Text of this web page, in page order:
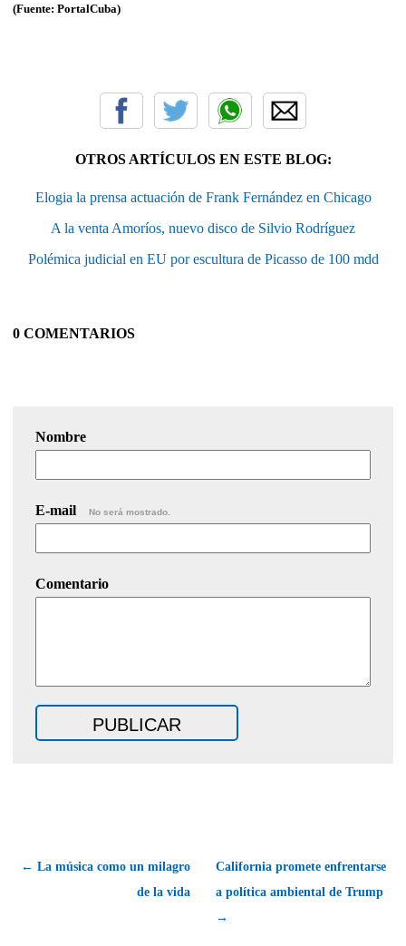
(Fuente: PortalCuba)
OTROS ARTÍCULOS EN ESTE BLOG:
Elogia la prensa actuación de Frank Fernández en Chicago
A la venta Amoríos, nuevo disco de Silvio Rodríguez
Polémica judicial en EU por escultura de Picasso de 100 mdd
0 COMENTARIOS
Nombre
E-mail No será mostrado.
Comentario
← La música como un milagro
de la vida
California promete enfrentarse
a política ambiental de Trump
→